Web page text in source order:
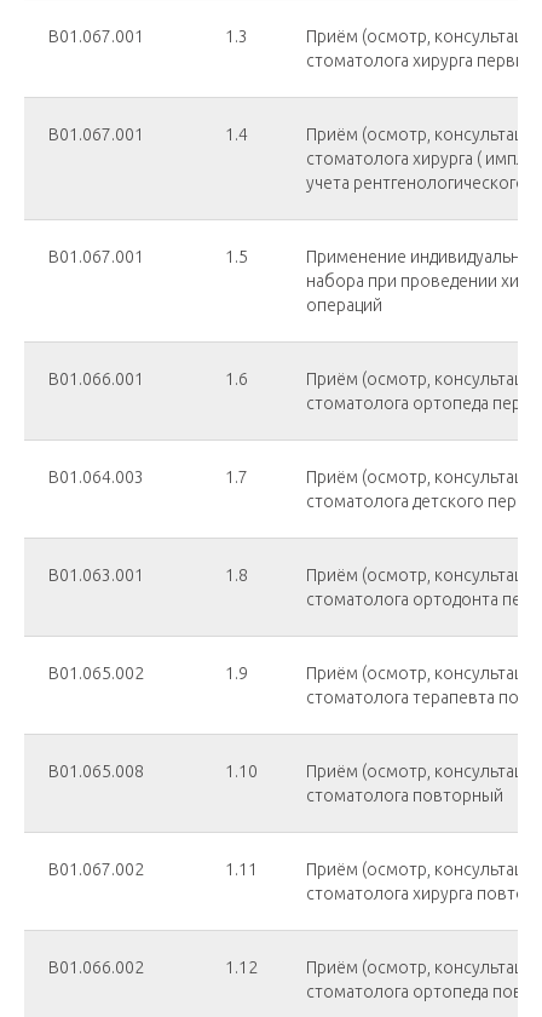
В01.067.001 1.3
Приём (осмотр,
стоматолога хирурга
В01.067.001 1.4
Приём (осмотр,
стоматолога хирурга (
учета рентгенологического
В01.067.001 1.5
Применение
набора при проведении
операций
В01.066.001 1.6
Приём (осмотр,
стоматолога ортопеда
B01.064.003 1.7
Приём (осмотр,
стоматолога детского
В01.063.001 1.8
Приём (осмотр,
стоматолога ортодонта
В01.065.002 1.9
Приём (осмотр,
стоматолога терапевта
В01.065.008 1.10
Приём (осмотр,
стоматолога повторный
В01.067.002 1.11
Приём (осмотр,
стоматолога хирурга
В01.066.002 1.12
Приём (осмотр,
стоматолога ортопеда